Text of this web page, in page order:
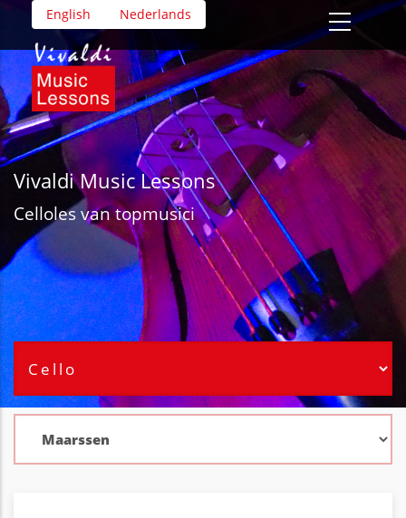
Overslaan
naar
de
inhoud
gaan
English Nederlands
Vivaldi Music Lessons
Celloles van topmusici